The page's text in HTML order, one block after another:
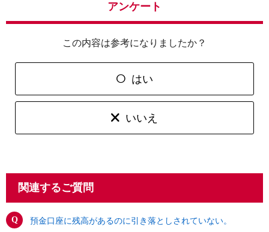
アンケート
この内容は参考になりましたか？
はい
いいえ
関連するご質問
預金口座に残高があるのに引き落としされていない。